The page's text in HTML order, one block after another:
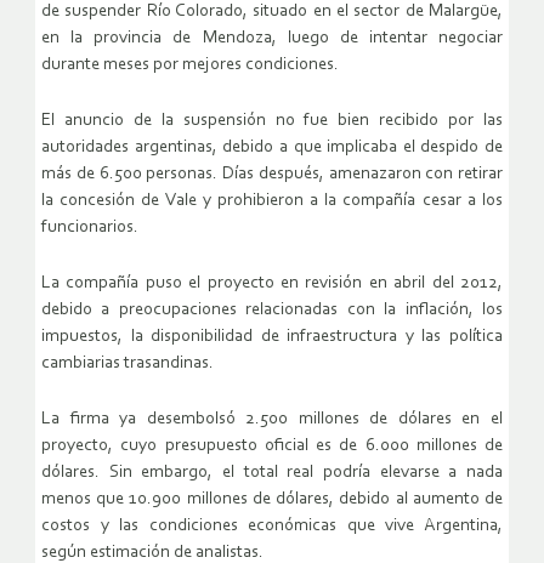
de suspender Río Colorado, situado en el sector de Malargüe,
en la provincia de Mendoza, luego de intentar negociar
durante meses por mejores condiciones.
El anuncio de la suspensión no fue bien recibido por las
autoridades argentinas, debido a que implicaba el despido de
más de 6.500 personas. Días después, amenazaron con retirar
la concesión de Vale y prohibieron a la compañía cesar a los
funcionarios.
La compañía puso el proyecto en revisión en abril del 2012,
debido a preocupaciones relacionadas con la inflación, los
impuestos, la disponibilidad de infraestructura y las política
cambiarias trasandinas.
La firma ya desembolsó 2.500 millones de dólares en el
proyecto, cuyo presupuesto oficial es de 6.000 millones de
dólares. Sin embargo, el total real podría elevarse a nada
menos que 10.900 millones de dólares, debido al aumento de
costos y las condiciones económicas que vive Argentina,
según estimación de analistas.